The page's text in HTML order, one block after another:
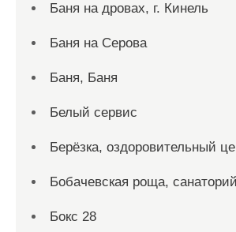
Баня на дровах, г. Кинель
Баня на Серова
Баня, Баня
Белый сервис
Берёзка, оздоровительный
Бобачевская роща, санаторий
Бокс 28